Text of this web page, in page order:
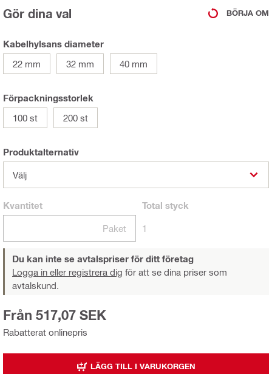
Gör dina val BÖRJA OM
Kabelhylsans diameter
22 mm
32 mm 40 mm
Förpackningsstorlek
100 st
200 st
Produktalternativ
Välj
Kvantitet
Paket
Total styck
1
Du kan inte se avtalspriser för ditt företag
Logga in eller registrera dig för att se dina priser som
avtalskund.
Rabatterat onlinepris
Från 517,07 SEK
LÄGG TILL I VARUKORGEN